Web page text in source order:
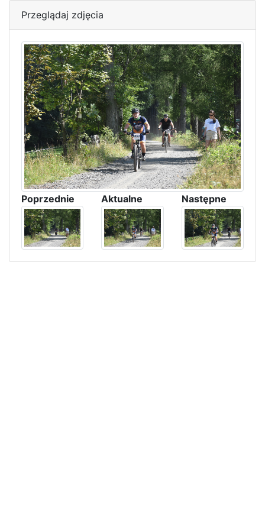
Przeglądaj zdjęcia
Poprzednie Aktualne Następne